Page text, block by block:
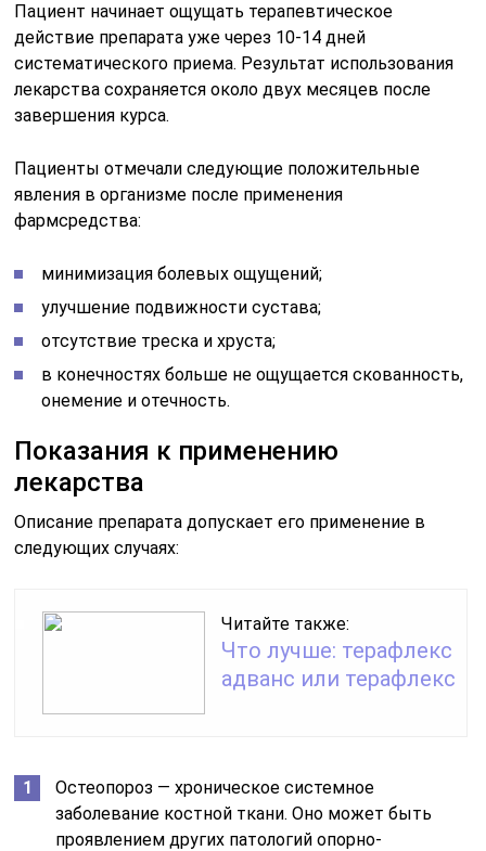
Пациент начинает ощущать терапевтическое
действие препарата уже через 10-14 дней
систематического приема. Результат использования
лекарства сохраняется около двух месяцев после
завершения курса.
Пациенты отмечали следующие положительные
явления в организме после применения
фармсредства:
минимизация болевых ощущений;
улучшение подвижности сустава;
отсутствие треска и хруста;
в конечностях больше не ощущается скованность,
онемение и отечность.
Показания к применению
лекарства
Описание препарата допускает его применение в
следующих случаях:
Читайте также:
Что лучше: терафлекс
адванс или терафлекс
Остеопороз — хроническое системное
заболевание костной ткани. Оно может быть
проявлением других патологий опорно-